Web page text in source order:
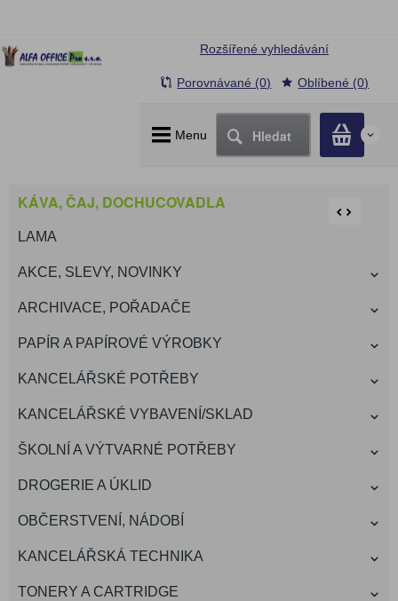
Menu Hledat 0
Rozšířené vyhledávání
Porovnávané (0) Oblíbené (0)
KÁVA, ČAJ, DOCHUCOVADLA
LAMA
AKCE, SLEVY, NOVINKY
ARCHIVACE, POŘADAČE
PAPÍR A PAPÍROVÉ VÝROBKY
KANCELÁŘSKÉ POTŘEBY
KANCELÁŘSKÉ VYBAVENÍ/SKLAD
ŠKOLNÍ A VÝTVARNÉ POTŘEBY
DROGERIE A ÚKLID
OBČERSTVENÍ, NÁDOBÍ
KANCELÁŘSKÁ TECHNIKA
TONERY A CARTRIDGE